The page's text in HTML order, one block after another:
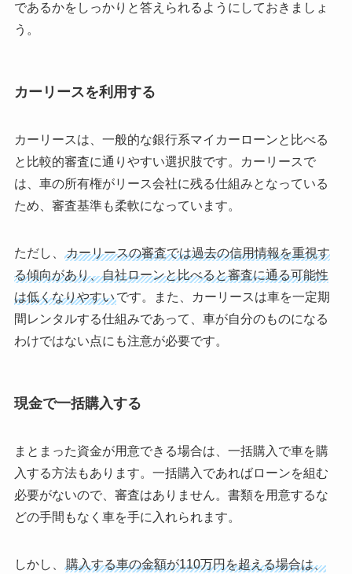
であるかをしっかりと答えられるようにしておきましょ
う。
カーリースを利用する
カーリースは、一般的な銀行系マイカーローンと比べる
と比較的審査に通りやすい選択肢です。カーリースで
は、車の所有権がリース会社に残る仕組みとなっている
ため、審査基準も柔軟になっています。
ただし、
カーリースの審査では過去の信用情報を重視す
る傾向があり、自社ローンと比べると審査に通る可能性
は低くなりやすいです。また、カーリースは車を一定期
間レンタルする仕組みであって、車が自分のものになる
わけではない点にも注意が必要です。
現金で一括購入する
まとまった資金が用意できる場合は、一括購入で車を購
入する方法もあります。一括購入であればローンを組む
必要がないので、審査はありません。書類を用意するな
どの手間もなく車を手に入れられます。
しかし、 購入する車の金額が110万円を超える場合は、